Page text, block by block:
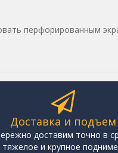
перфорированным
Доставка и подъем
доставим точно в
тяжелое и крупное